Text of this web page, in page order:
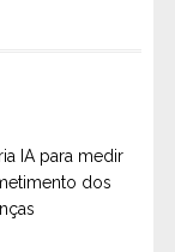
IA para medir
dos